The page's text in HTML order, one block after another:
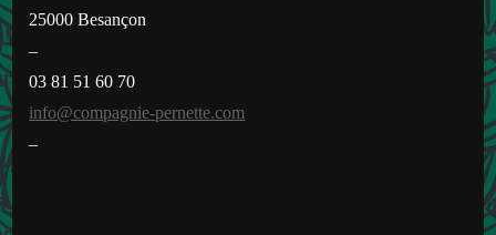
25000 Besançon
–
03 81 51 60 70
info@compagnie-pernette.com
–